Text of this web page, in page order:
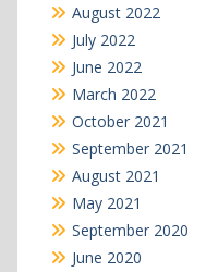
August 2022
July 2022
June 2022
March 2022
October 2021
September 2021
August 2021
May 2021
September 2020
June 2020